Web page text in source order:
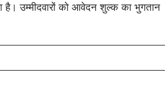
है। उम्मीदवारों को आवेदन शुल्क का भुगतान